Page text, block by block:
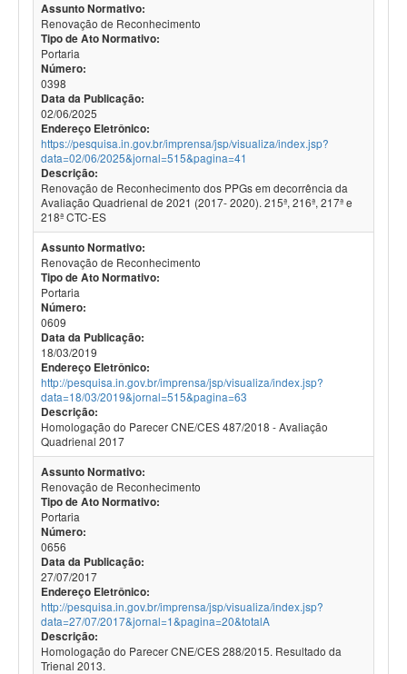
Assunto Normativo:
Renovação de Reconhecimento
Tipo de Ato Normativo:
Portaria
Número:
0398
Data da Publicação:
02/06/2025
Endereço Eletrônico:
https://pesquisa.in.gov.br/imprensa/jsp/visualiza/index.jsp?
data=02/06/2025&jornal=515&pagina=41
Descrição:
Renovação de Reconhecimento dos PPGs em decorrência da
Avaliação Quadrienal de 2021 (2017- 2020). 215ª, 216ª, 217ª e
218ª CTC-ES
Assunto Normativo:
Renovação de Reconhecimento
Tipo de Ato Normativo:
Portaria
Número:
0609
Data da Publicação:
18/03/2019
Endereço Eletrônico:
http://pesquisa.in.gov.br/imprensa/jsp/visualiza/index.jsp?
data=18/03/2019&jornal=515&pagina=63
Descrição:
Homologação do Parecer CNE/CES 487/2018 - Avaliação
Quadrienal 2017
Assunto Normativo:
Renovação de Reconhecimento
Tipo de Ato Normativo:
Portaria
Número:
0656
Data da Publicação:
27/07/2017
Endereço Eletrônico:
http://pesquisa.in.gov.br/imprensa/jsp/visualiza/index.jsp?
data=27/07/2017&jornal=1&pagina=20&totalA
Descrição:
Homologação do Parecer CNE/CES 288/2015. Resultado da
Trienal 2013.